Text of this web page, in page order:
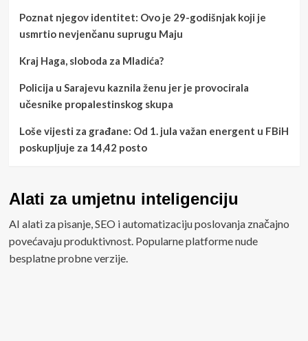
Poznat njegov identitet: Ovo je 29-godišnjak koji je
usmrtio nevjenčanu suprugu Maju
Kraj Haga, sloboda za Mladića?
Policija u Sarajevu kaznila ženu jer je provocirala
učesnike propalestinskog skupa
Loše vijesti za građane: Od 1. jula važan energent u FBiH
poskupljuje za 14,42 posto
Alati za umjetnu inteligenciju
AI alati za pisanje, SEO i automatizaciju poslovanja značajno
povećavaju produktivnost. Popularne platforme nude
besplatne probne verzije.